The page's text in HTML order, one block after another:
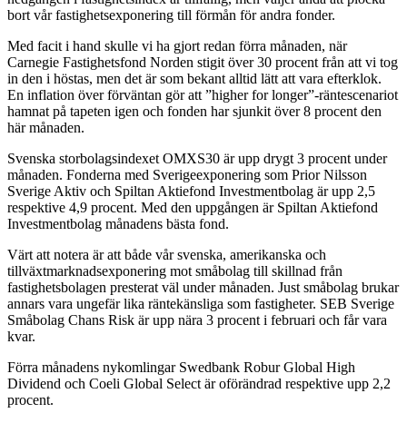
bort vår fastighetsexponering till förmån för andra fonder.
Med facit i hand skulle vi ha gjort redan förra månaden, när
Carnegie Fastighetsfond Norden stigit över 30 procent från att vi tog
in den i höstas, men det är som bekant alltid lätt att vara efterklok.
En inflation över förväntan gör att ”higher for longer”-räntescenariot
hamnat på tapeten igen och fonden har sjunkit över 8 procent den
här månaden.
Svenska storbolagsindexet OMXS30 är upp drygt 3 procent under
månaden. Fonderna med Sverigeexponering som Prior Nilsson
Sverige Aktiv och Spiltan Aktiefond Investmentbolag är upp 2,5
respektive 4,9 procent. Med den uppgången är Spiltan Aktiefond
Investmentbolag månadens bästa fond.
Värt att notera är att både vår svenska, amerikanska och
tillväxtmarknadsexponering mot småbolag till skillnad från
fastighetsbolagen presterat väl under månaden. Just småbolag brukar
annars vara ungefär lika räntekänsliga som fastigheter. SEB Sverige
Småbolag Chans Risk är upp nära 3 procent i februari och får vara
kvar.
Förra månadens nykomlingar Swedbank Robur Global High
Dividend och Coeli Global Select är oförändrad respektive upp 2,2
procent.